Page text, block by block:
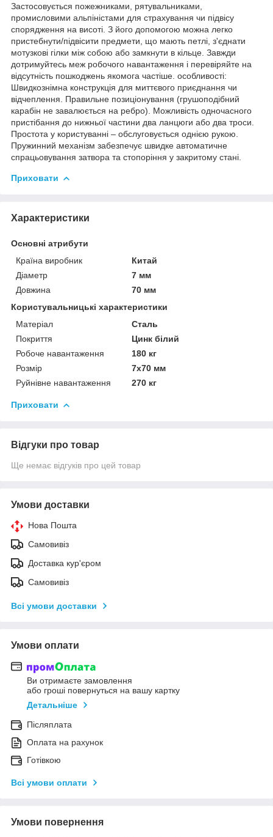
Застосовується пожежниками, рятувальниками,
промисловими альпіністами для страхування чи підвісу
спорядження на висоті. З його допомогою можна легко
пристебнути/підвісити предмети, що мають петлі, з'єднати
мотузкові гілки між собою або замкнути в кільце. Завжди
дотримуйтесь меж робочого навантаження і перевіряйте на
відсутність пошкоджень якомога частіше. особливості:
Швидкознімна конструкція для миттєвого приєднання чи
відчеплення. Правильне позиціонування (грушоподібний
карабін не завалюється на ребро). Можливість одночасного
пристібання до нижньої частини два ланцюги або два троси.
Простота у користуванні – обслуговується однією рукою.
Пружинний механізм забезпечує швидке автоматичне
спрацьовування затвора та стопоріння у закритому стані.
Приховати
Характеристики
Основні атрибути
Країна виробник
Китай
Діаметр
7 мм
Довжина
70 мм
Користувальницькі характеристики
Матеріал
Сталь
Покриття
Цинк білий
Робоче навантаження
180 кг
Розмір
7х70 мм
Руйнівне навантаження
270 кг
Приховати
Відгуки про товар
Ще немає відгуків про цей товар
Умови доставки
Нова Пошта
Самовивіз
Доставка кур'єром
Самовивіз
Всі умови доставки
Умови оплати
Ви отримаєте замовлення
або гроші повернуться на вашу картку
Детальніше
Післяплата
Оплата на рахунок
Готівкою
Всі умови оплати
Умови повернення